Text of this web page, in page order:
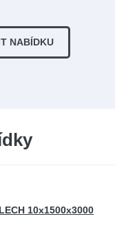
NABÍDKU
10x1500x3000